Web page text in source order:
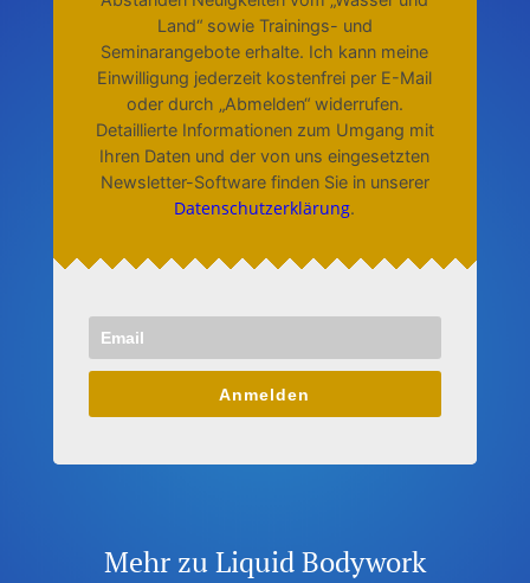
Land“ sowie Trainings- und
Seminarangebote erhalte. Ich kann meine
Einwilligung jederzeit kostenfrei per E-Mail
oder durch „Abmelden“ widerrufen.
Detaillierte Informationen zum Umgang mit
Ihren Daten und der von uns eingesetzten
Newsletter-Software finden Sie in unserer
Datenschutzerklärung.
Anmelden
Mehr zu Liquid Bodywork